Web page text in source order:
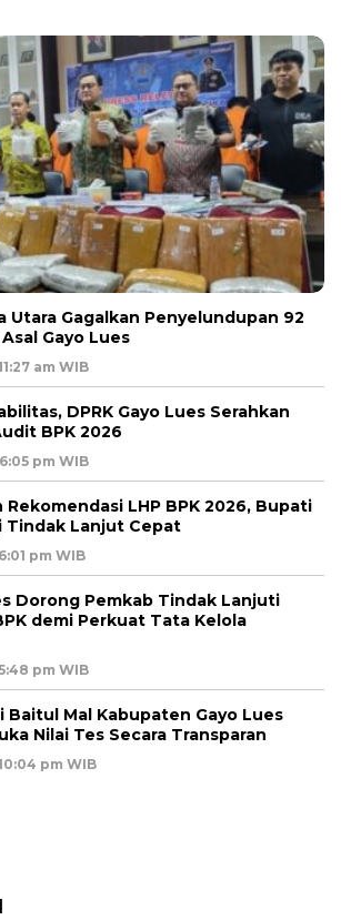
Utara Gagalkan Penyelundupan 92
Gayo Lues
am WIB
DPRK Gayo Lues Serahkan
BPK 2026
pm WIB
Rekomendasi LHP BPK 2026, Bupati
Tindak Lanjut Cepat
pm WIB
Dorong Pemkab Tindak Lanjuti
demi Perkuat Tata Kelola
pm WIB
Baitul Mal Kabupaten Gayo Lues
Nilai Tes Secara Transparan
pm WIB